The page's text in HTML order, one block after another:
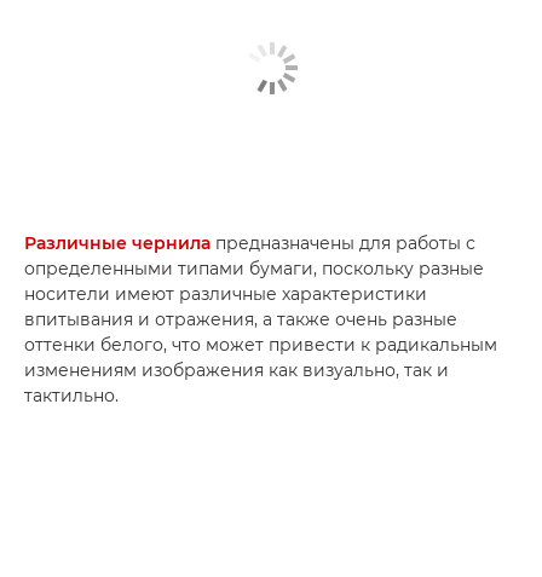
Различные чернила предназначены для работы с
определенными типами бумаги, поскольку разные
носители имеют различные характеристики
впитывания и отражения, а также очень разные
оттенки белого, что может привести к радикальным
изменениям изображения как визуально, так и
тактильно.